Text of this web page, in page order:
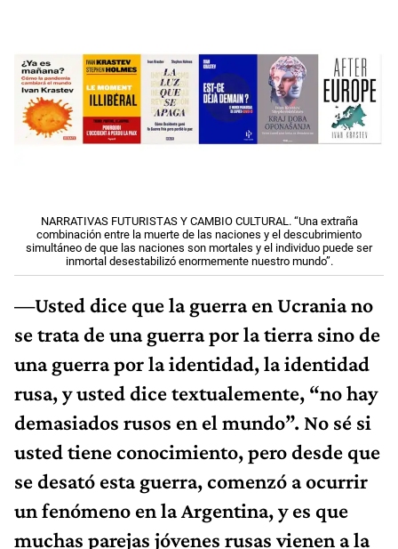
NARRATIVAS FUTURISTAS Y CAMBIO CULTURAL. “Una extraña
combinación entre la muerte de las naciones y el descubrimiento
simultáneo de que las naciones son mortales y el individuo puede ser
inmortal desestabilizó enormemente nuestro mundo”.
—Usted dice que la guerra en Ucrania no
se trata de una guerra por la tierra sino de
una guerra por la identidad, la identidad
rusa, y usted dice textualemente, “no hay
demasiados rusos en el mundo”. No sé si
usted tiene conocimiento, pero desde que
se desató esta guerra, comenzó a ocurrir
un fenómeno en la Argentina, y es que
muchas parejas jóvenes rusas vienen a la